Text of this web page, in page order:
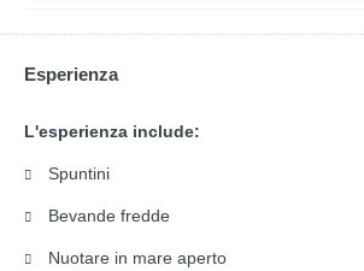
Esperienza
L'esperienza include:
Spuntini
Bevande fredde
Nuotare in mare aperto